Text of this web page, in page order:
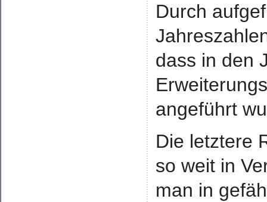
Durch
dass in den
angeführt
Die letztere
so weit in
man in